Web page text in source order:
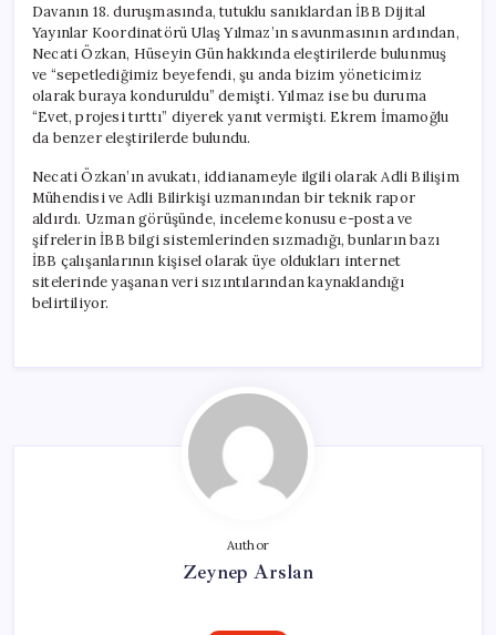
Davanın 18. duruşmasında, tutuklu sanıklardan İBB Dijital
Yayınlar Koordinatörü Ulaş Yılmaz’ın savunmasının ardından,
Necati Özkan, Hüseyin Gün hakkında eleştirilerde bulunmuş
ve “sepetlediğimiz beyefendi, şu anda bizim yöneticimiz
olarak buraya konduruldu” demişti. Yılmaz ise bu duruma
“Evet, projesi tırttı” diyerek yanıt vermişti. Ekrem İmamoğlu
da benzer eleştirilerde bulundu.
Necati Özkan’ın avukatı, iddianameyle ilgili olarak Adli Bilişim
Mühendisi ve Adli Bilirkişi uzmanından bir teknik rapor
aldırdı. Uzman görüşünde, inceleme konusu e-posta ve
şifrelerin İBB bilgi sistemlerinden sızmadığı, bunların bazı
İBB çalışanlarının kişisel olarak üye oldukları internet
sitelerinde yaşanan veri sızıntılarından kaynaklandığı
belirtiliyor.
Author
Zeynep Arslan